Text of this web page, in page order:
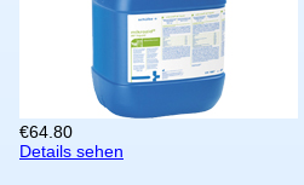
€64.80
Details sehen